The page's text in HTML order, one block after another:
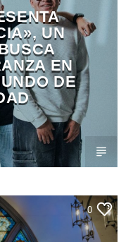
UN
EN
DE
0